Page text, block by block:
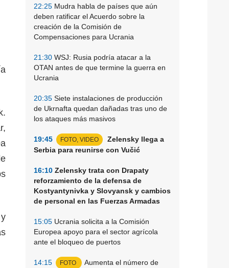
22:25 Mudra habla de países que aún
deben ratificar el Acuerdo sobre la
creación de la Comisión de
Compensaciones para Ucrania
21:30 WSJ: Rusia podría atacar a la
OTAN antes de que termine la guerra en
Ucrania
20:35 Siete instalaciones de producción
de Ukrnafta quedan dañadas tras uno de
los ataques más masivos
19:45 FOTO, VIDEO
Zelensky llega a
Serbia para reunirse con Vučić
16:10 Zelensky trata con Drapaty
reforzamiento de la defensa de
Kostyantynivka y Slovyansk y cambios
de personal en las Fuerzas Armadas
15:05 Ucrania solicita a la Comisión
Europea apoyo para el sector agrícola
ante el bloqueo de puertos
14:15 FOTO
Aumenta el número de